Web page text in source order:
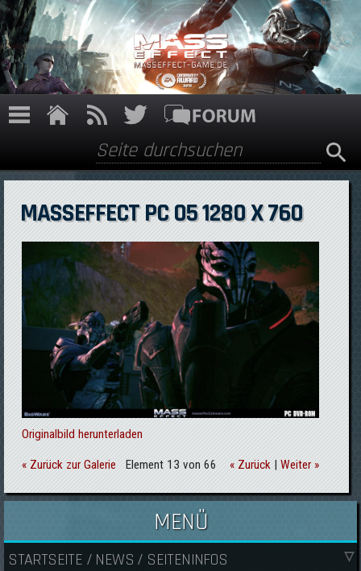
Direkt zum Inhalt
Suchformular
Suche
MASSEFFECT PC 05 1280 X 760
Originalbild herunterladen
« Zurück zur Galerie Element 13 von 66 « Zurück| Weiter »
MENÜ
STARTSEITE / NEWS / SEITENINFOS